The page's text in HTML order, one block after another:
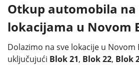
Otkup automobila na
lokacijama u Novom
Dolazimo na sve lokacije u Novom
uključujući Blok 21, Blok 22, Blok